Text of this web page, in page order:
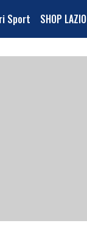
Sport SHOP LAZIO